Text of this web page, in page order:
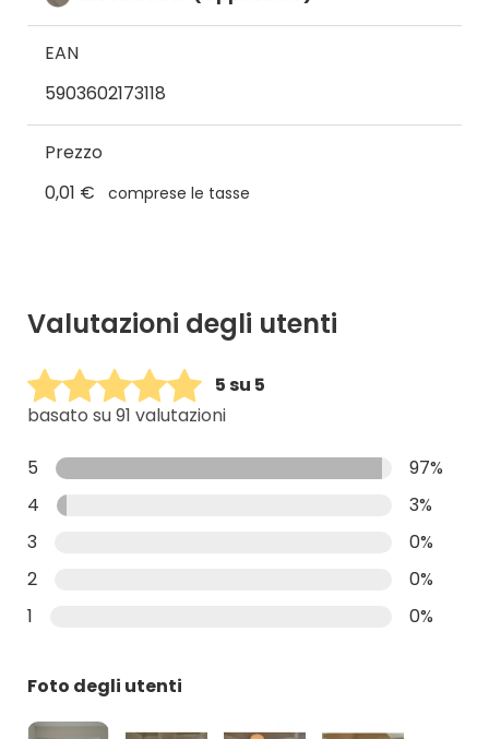
EAN
5903602173118
Prezzo
0,01 € comprese le tasse
Valutazioni degli utenti
5 su 5
basato su 91 valutazioni
5
97%
4
3%
3
0%
2
0%
1
0%
Foto degli utenti